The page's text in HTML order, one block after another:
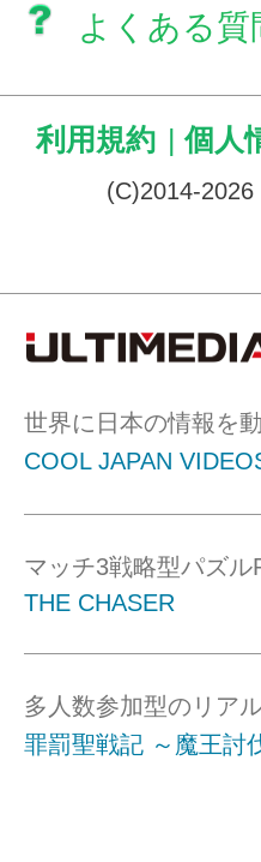
よくある質
利用規約 | 個人
(C)2014-2026
世界に日本の情報を
COOL JAPAN
マッチ3戦略型パズル
THE CHASER
多人数参加型のリア
罪罰聖戦記 ～魔王討